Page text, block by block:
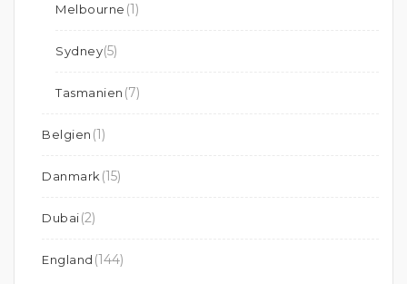
Melbourne (1)
Sydney(5)
Tasmanien (7)
Belgien (1)
Danmark (15)
Dubai(2)
England (144)